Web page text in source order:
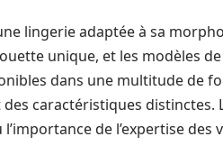
lingerie adaptée à sa
unique, et les modèles
dans une multitude de
des caractéristiques
l’importance de l’expertise